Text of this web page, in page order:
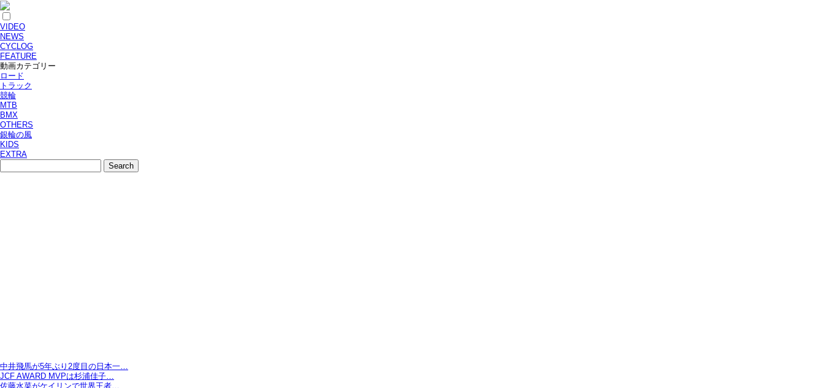
VIDEO
NEWS
CYCLOG
FEATURE
動画カテゴリー
ロード
トラック
競輪
MTB
BMX
OTHERS
銀輪の風
KIDS
EXTRA
中井飛馬が5年ぶり2度目の日本一…
JCF AWARD MVPは杉浦佳子…
佐藤水菜がケイリンで世界王者…